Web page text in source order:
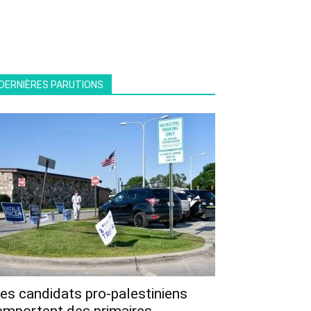
PARUTIONS
candidats pro-palestiniens